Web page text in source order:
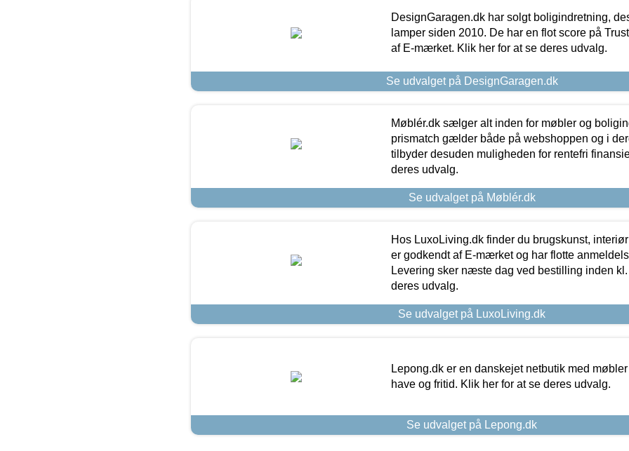
DesignGaragen.dk har solgt boligindretning,
lamper siden 2010. De har en flot score på
af E-mærket. Klik her for at se deres udvalg.
Se udvalget på DesignGaragen.dk
Møblér.dk sælger alt inden for møbler og
prismatch gælder både på webshoppen og i
tilbyder desuden muligheden for rentefri
deres udvalg.
Se udvalget på Møblér.dk
Hos LuxoLiving.dk finder du brugskunst,
er godkendt af E-mærket og har flotte
Levering sker næste dag ved bestilling inden
deres udvalg.
Se udvalget på LuxoLiving.dk
Lepong.dk er en danskejet netbutik med
have og fritid. Klik her for at se deres udvalg.
Se udvalget på Lepong.dk